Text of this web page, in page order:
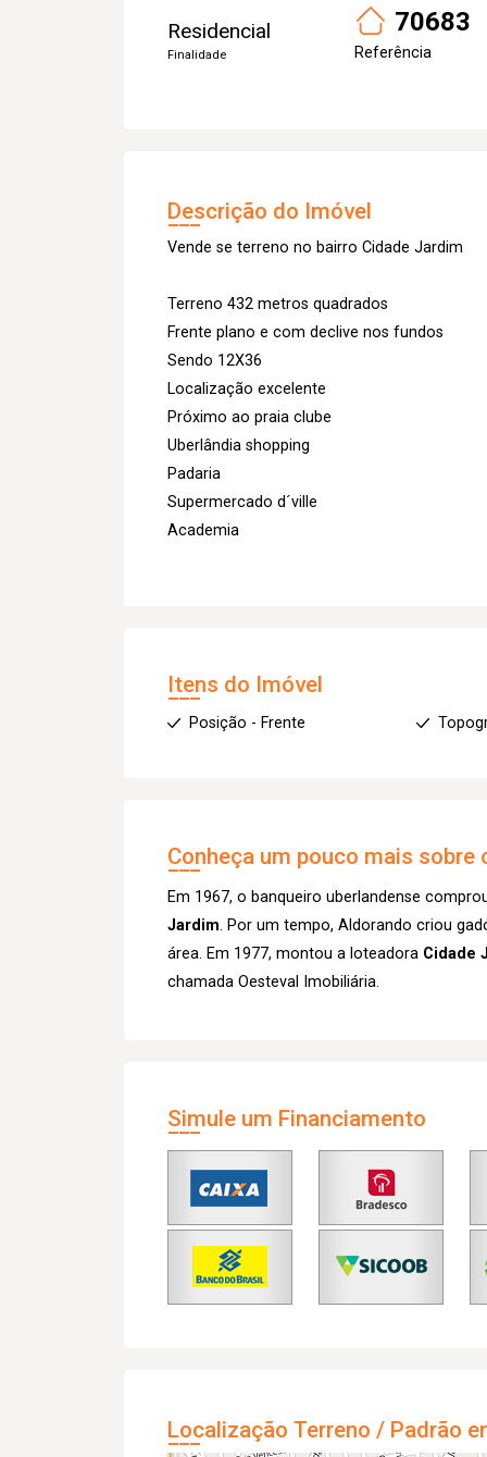
Residencial
Finalidade
70683
Referência
Descrição do Imóvel
Vende se terreno no bairro Cidade Jardim
Terreno 432 metros quadrados
Frente plano e com declive nos fundos
Sendo 12X36
Localização excelente
Próximo ao praia clube
Uberlândia shopping
Padaria
Supermercado d´ville
Academia
Itens do Imóvel
Posição - Frente
Conheça um pouco mais sobre
Em 1967, o banqueiro uberlandense
Jardim. Por um tempo, Aldorando criou
área. Em 1977, montou a loteadora Cidade
chamada Oesteval Imobiliária.
Simule um Financiamento
Localização Terreno / Padrão